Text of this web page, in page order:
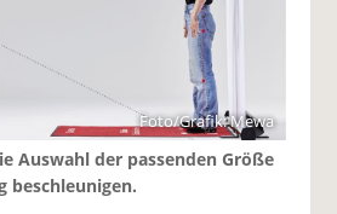
Foto/Grafik: Mewa
Auswahl der passenden Größe
beschleunigen.